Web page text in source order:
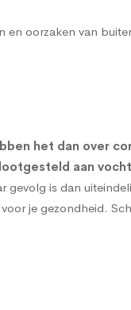
oorzaken van
het dan over
aan
gevolg is dan
je gezondheid.